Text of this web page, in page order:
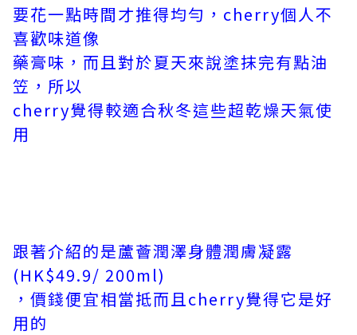
要花一點時間才推得均勻，cherry個人不
喜歡味道像
藥膏味，而且對於夏天來說塗抹完有點油
笠，所以
cherry覺得較適合秋冬這些超乾燥天氣使
用
跟著介紹的是蘆薈潤澤身體潤膚凝露
(HK$49.9/ 200ml)
，價錢便宜相當抵而且cherry覺得它是好
用的